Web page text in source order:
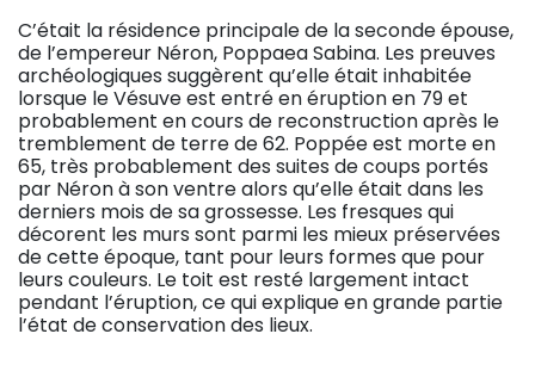
C’était la résidence principale de la seconde épouse,
de l’empereur Néron, Poppaea Sabina. Les preuves
archéologiques suggèrent qu’elle était inhabitée
lorsque le Vésuve est entré en éruption en 79 et
probablement en cours de reconstruction après le
tremblement de terre de 62. Poppée est morte en
65, très probablement des suites de coups portés
par Néron à son ventre alors qu’elle était dans les
derniers mois de sa grossesse. Les fresques qui
décorent les murs sont parmi les mieux préservées
de cette époque, tant pour leurs formes que pour
leurs couleurs. Le toit est resté largement intact
pendant l’éruption, ce qui explique en grande partie
l’état de conservation des lieux.